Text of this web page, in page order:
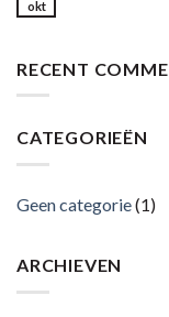
okt
RECENT
CATEGORIEËN
Geen categorie(1)
ARCHIEVEN